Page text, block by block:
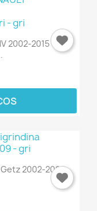
2002-2015 -
Getz 2002-2009 -